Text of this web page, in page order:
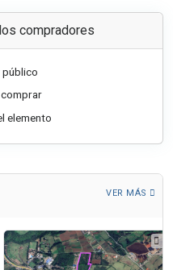
compradores
público
elemento
VER MÁS
3